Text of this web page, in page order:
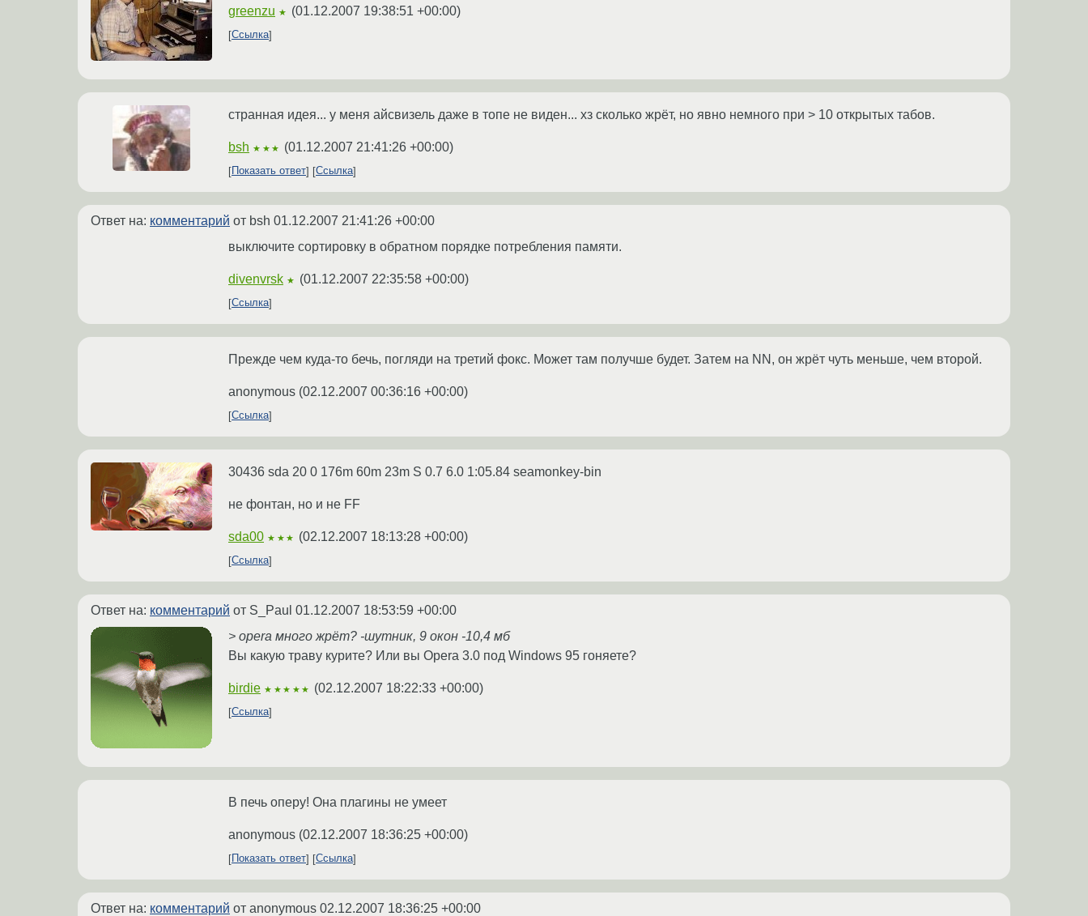
greenzu ★ (01.12.2007 19:38:51 +00:00)
Ссылка
странная идея... у меня айсвизель даже в топе не виден... хз сколько жрёт, но явно немного при > 10 открытых табов.
bsh ★★★ (01.12.2007 21:41:26 +00:00)
Показать ответ Ссылка
Ответ на: комментарий от bsh 01.12.2007 21:41:26 +00:00
выключите сортировку в обратном порядке потребления памяти.
divenvrsk ★ (01.12.2007 22:35:58 +00:00)
Ссылка
Прежде чем куда-то бечь, погляди на третий фокс. Может там получше будет. Затем на NN, он жрёт чуть меньше, чем второй.
anonymous (02.12.2007 00:36:16 +00:00)
Ссылка
30436 sda 20 0 176m 60m 23m S 0.7 6.0 1:05.84 seamonkey-bin
не фонтан, но и не FF
sda00 ★★★ (02.12.2007 18:13:28 +00:00)
Ссылка
Ответ на: комментарий от S_Paul 01.12.2007 18:53:59 +00:00
> opera много жрёт? -шутник, 9 окон -10,4 мб
Вы какую траву курите? Или вы Opera 3.0 под Windows 95 гоняете?
birdie ★★★★★ (02.12.2007 18:22:33 +00:00)
Ссылка
В печь оперу! Она плагины не умеет
anonymous (02.12.2007 18:36:25 +00:00)
Показать ответ Ссылка
Ответ на: комментарий от anonymous 02.12.2007 18:36:25 +00:00